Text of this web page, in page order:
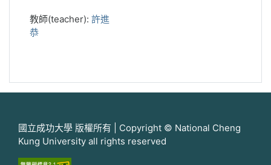
教師(teacher): 許進
恭
國立成功大學 版權所有 | Copyright © National Cheng
Kung University all rights reserved